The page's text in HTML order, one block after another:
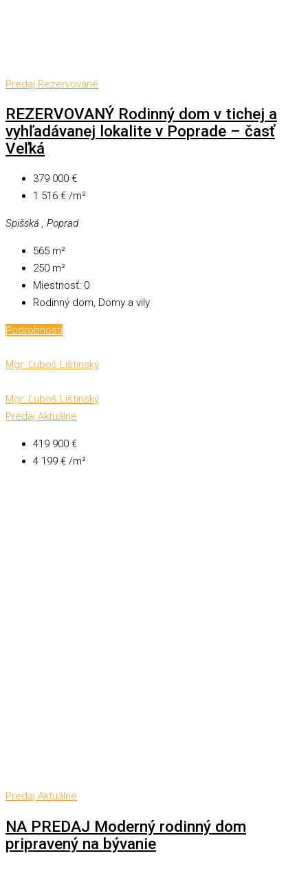
Predaj Rezervované
REZERVOVANÝ Rodinný dom v tichej a
vyhľadávanej lokalite v Poprade – časť
Veľká
379 000 €
1 516 € /m²
Spišská , Poprad
565 m²
250 m²
Miestnosť: 0
Rodinný dom, Domy a vily
Podrobnosti
Mgr. Ľuboš Lištinský
Mgr. Ľuboš Lištinský
Predaj Aktuálne
419 900 €
4 199 € /m²
Predaj Aktuálne
NA PREDAJ Moderný rodinný dom
pripravený na bývanie